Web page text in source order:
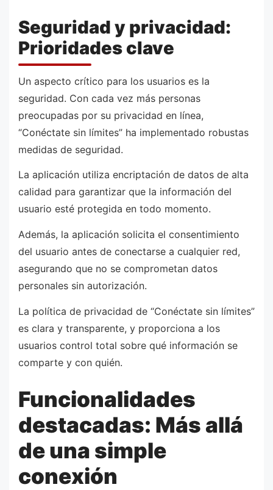
Seguridad y privacidad:
Prioridades clave
Un aspecto crítico para los usuarios es la
seguridad. Con cada vez más personas
preocupadas por su privacidad en línea,
“Conéctate sin límites” ha implementado robustas
medidas de seguridad.
La aplicación utiliza encriptación de datos de alta
calidad para garantizar que la información del
usuario esté protegida en todo momento.
Además, la aplicación solicita el consentimiento
del usuario antes de conectarse a cualquier red,
asegurando que no se comprometan datos
personales sin autorización.
La política de privacidad de “Conéctate sin límites”
es clara y transparente, y proporciona a los
usuarios control total sobre qué información se
comparte y con quién.
Funcionalidades
destacadas: Más allá
de una simple
conexión